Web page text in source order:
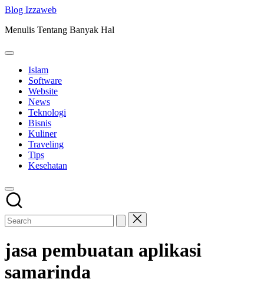
Skip
content
Blog Izzaweb
Menulis Tentang Banyak Hal
Islam
Software
Website
News
Teknologi
Bisnis
Kuliner
Traveling
Tips
Kesehatan
jasa pembuatan aplikasi
samarinda